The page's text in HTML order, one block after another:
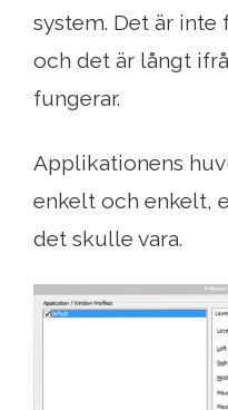
system. Det är
och det är långt
fungerar.
Applikationens
enkelt och enkelt,
det skulle vara.